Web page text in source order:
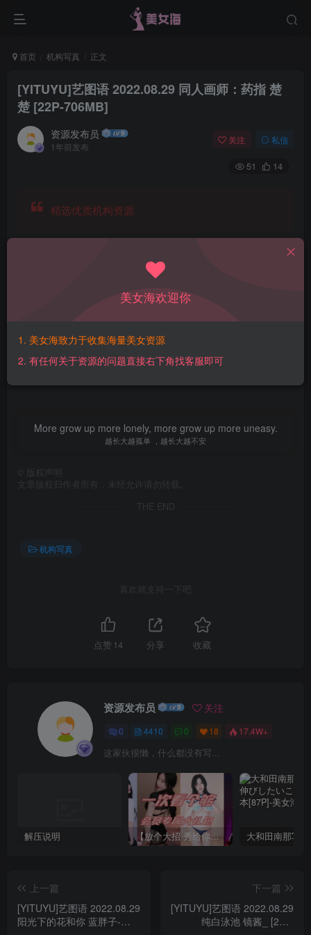
首页 机构写真 正文
[YITUYU]艺图语 2022.08.29 同人画师：药指 楚
楚 [22P-706MB]
资源发布员
1年前发布
关注 私信
51 14
精选优质机构资源
https://pan.baidu.com/s/1afUHJQVFmgRIQRaiwdmeNQ?
pwd=9bfq 【提取码】：9bfq【解压密码】：
More grow up more lonely, more grow up more uneasy.
越长大越孤单 ，越长大越不安
版权声明
文章版权归作者所有，未经允许请勿转载。
THE END
机构写真
喜欢就支持一下吧
点赞 14 分享 收藏
资源发布员 关注
0 4410 0 18 17.4W+
这家伙很懒，什么都没有写...
解压说明 【放个大招 秀给你】赞助VIP，全站无限制任意下载巨量福利资源打包！【VIP优惠中】
上一篇
[YITUYU]艺图语 2022.08.29
阳光下的花和你 蓝胖子-
下一篇
[YITUYU]艺图语 2022.08.29
纯白泳池 镜酱_ [25P-
美女海欢迎你
1. 美女海致力于收集海量美女资源
2. 有任何关于资源的问题直接右下角找客服即可